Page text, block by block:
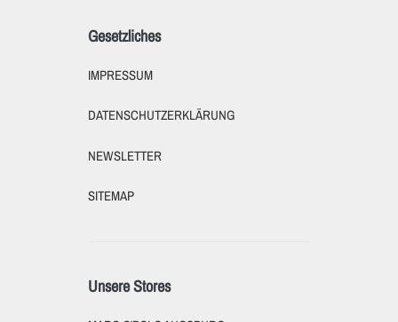
Gesetzliches
IMPRESSUM
DATENSCHUTZERKLÄRUNG
NEWSLETTER
SITEMAP
Unsere Stores